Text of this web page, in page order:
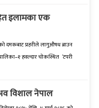
इलामका एक
दमकबाट प्रहरीले लागुऔषध ब्राउन
हवल्दार चोकस्थित ‘टपरी
विशाल नेपाल